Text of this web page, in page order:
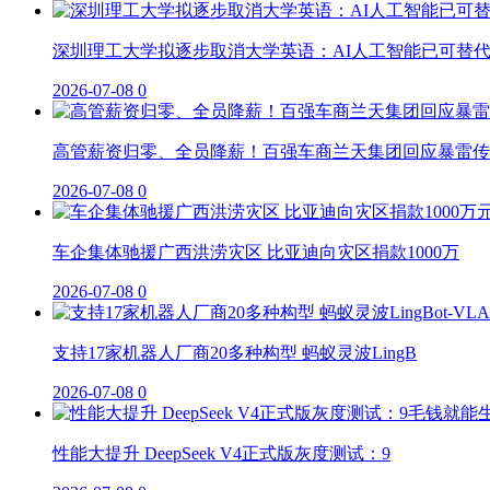
深圳理工大学拟逐步取消大学英语：AI人工智能已可替代
2026-07-08 0
高管薪资归零、全员降薪！百强车商兰天集团回应暴雷
2026-07-08 0
车企集体驰援广西洪涝灾区 比亚迪向灾区捐款1000万
2026-07-08 0
支持17家机器人厂商20多种构型 蚂蚁灵波LingB
2026-07-08 0
性能大提升 DeepSeek V4正式版灰度测试：9